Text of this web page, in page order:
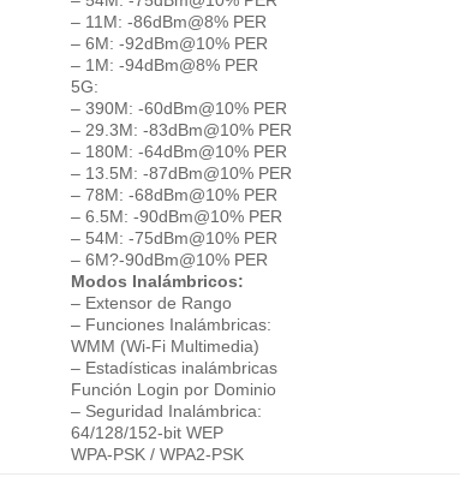
– 11M: -86dBm@8% PER
– 6M: -92dBm@10% PER
– 1M: -94dBm@8% PER
5G:
– 390M: -60dBm@10% PER
– 29.3M: -83dBm@10% PER
– 180M: -64dBm@10% PER
– 13.5M: -87dBm@10% PER
– 78M: -68dBm@10% PER
– 6.5M: -90dBm@10% PER
– 54M: -75dBm@10% PER
– 6M?-90dBm@10% PER
Modos Inalámbricos:
– Extensor de Rango
– Funciones Inalámbricas:
WMM (Wi-Fi Multimedia)
– Estadísticas inalámbricas
Función Login por Dominio
– Seguridad Inalámbrica:
64/128/152-bit WEP
WPA-PSK / WPA2-PSK